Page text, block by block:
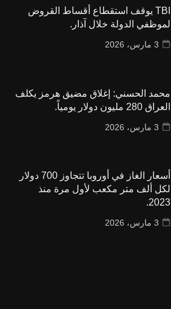
TBI يوقف استقطاع أقساط القروض
لموظفي الدولة خلال آذار.
3 مارس، 2026
محمد الحسني: إغلاق مضيق هرمز يكلف
العراق 280 مليون دولار يومياً.
3 مارس، 2026
أسعار الغاز في أوروبا تتجاوز 700 دولار
لكل ألف متر مكعب لأول مرة منذ
2023.
3 مارس، 2026